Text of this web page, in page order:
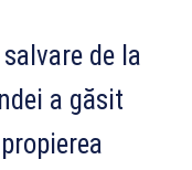
de la
a găsit